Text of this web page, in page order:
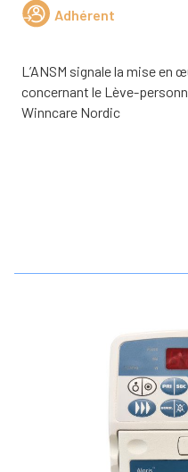
Adhérent
L’ANSM signale la mise en
concernant le Lève-
Winncare Nordic